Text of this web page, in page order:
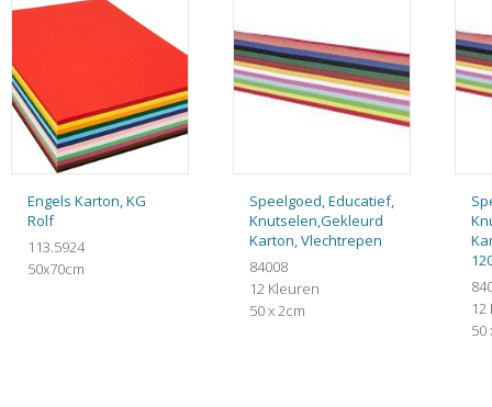
Engels Karton, KG
Rolf
113.5924
50x70cm
Speelgoed, Educatief,
Knutselen,Gekleurd
Karton, Vlechtrepen
84008
12 Kleuren
50 x 2cm
50